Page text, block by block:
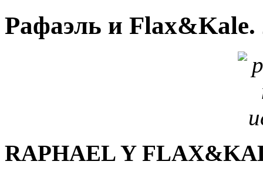
Рафаэль и Flax&Kale.
RAPHAEL Y